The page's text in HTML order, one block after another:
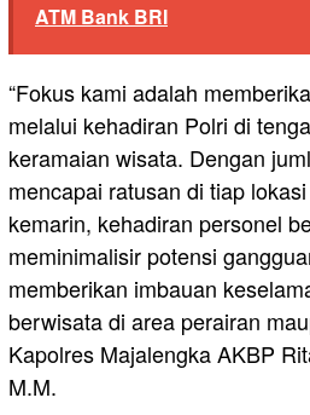
ATM Bank BRI
“Fokus kami adalah
melalui kehadiran Polri di
keramaian wisata. Dengan
mencapai ratusan di tiap
kemarin, kehadiran personel
meminimalisir potensi
memberikan imbauan
berwisata di area perairan
Kapolres Majalengka AKBP
M.M.